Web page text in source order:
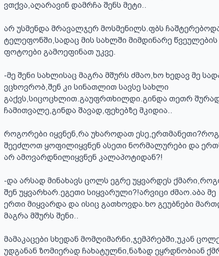
ვთქვა,აღარავინ დამრჩა შენს მეტი..
არ უსმენდა მრავალჯერ მოსმენილს.ფბს
ტელეფონში,სადაც მის სახლში მიმდინარე წვეულების
ფოტოები გამოეფინათ უკვე.
-მე შენი სახლისაც მაგრა მშურს ძმაო,ხო ხედავ მე
ვცხოვრობ,შენ კი სინათლით სავსე სახლი
გაქვს,სიცოცხლით.გაუფრთხილდი.გინდა თეთრ
ჩამითვალე,გინდა შავად,ფეხებზე მკიდია..
როგორები იყვნენ,რა უხაროდათ
შეეძლოთ ყოფილიყვნენ ასეთი ნორმალურები და
არ ამოვარდნილიყვნენ კალაპოტიდან?!
-და არსად მინახავს ცოლს ეგრე უყვარდეს
შენ უყვარხარ.ეგეთი სიყვარული?!არვიცი ძმაო.აბა მე
ერთი მიყვარდა და ისიც გათხოვდა.ხო გეუბნები
მაგრა მშურს შენი..
მამაკაცები სხედან მომღიმარნი,ჯემპრებში,უკან
უდგანან ზომიერად ჩახატულნი,ნაზად ეყრდნობიან